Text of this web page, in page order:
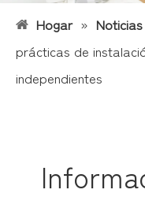
Hogar » Noticias
prácticas de
independientes